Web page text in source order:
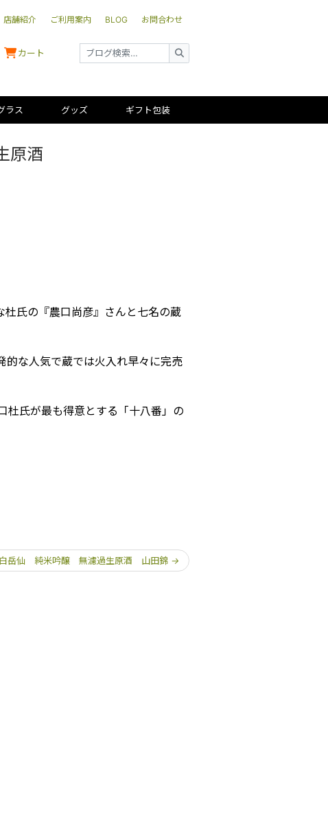
店舗紹介 ご利用案内 BLOG お問合わせ
カート
ラス グッズ ギフト包装
原酒
杜氏の『農口尚彦』さんと七名の蔵
な人気で蔵では火入れ早々に完売
杜氏が最も得意とする「十八番」の
白岳仙 純米吟醸 無濾過生原酒 山田錦 →